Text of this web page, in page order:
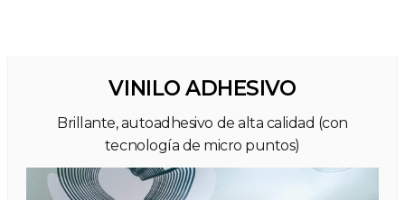
VINILO ADHESIVO
Brillante, autoadhesivo de alta calidad (con
tecnología de micro puntos)